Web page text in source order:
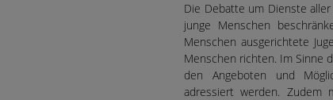
Die Debatte um Dienste
junge Menschen
Menschen ausgerichtete
Menschen richten. Im Sinne
den Angeboten und
adressiert werden. Zudem